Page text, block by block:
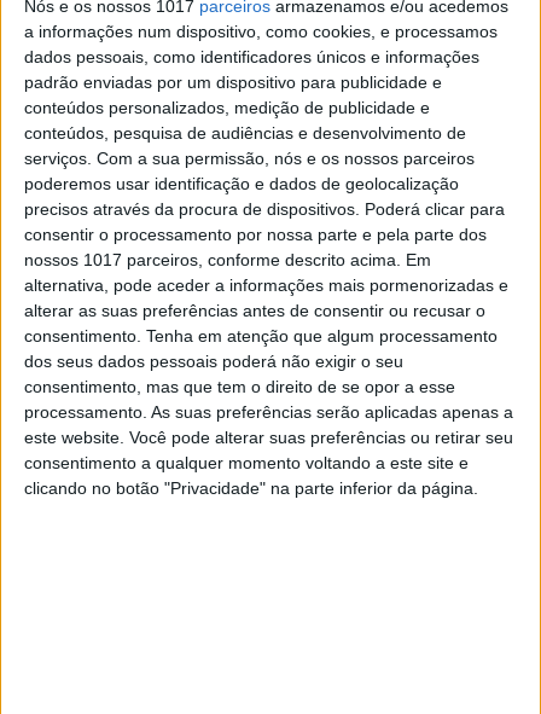
Nós e os nossos 1017 parceiros armazenamos e/ou acedemos
a informações num dispositivo, como cookies, e processamos
dados pessoais, como identificadores únicos e informações
padrão enviadas por um dispositivo para publicidade e
conteúdos personalizados, medição de publicidade e
conteúdos, pesquisa de audiências e desenvolvimento de
serviços. Com a sua permissão, nós e os nossos parceiros
poderemos usar identificação e dados de geolocalização
precisos através da procura de dispositivos. Poderá clicar para
consentir o processamento por nossa parte e pela parte dos
nossos 1017 parceiros, conforme descrito acima. Em
alternativa, pode aceder a informações mais pormenorizadas e
alterar as suas preferências antes de consentir ou recusar o
consentimento. Tenha em atenção que algum processamento
dos seus dados pessoais poderá não exigir o seu
consentimento, mas que tem o direito de se opor a esse
processamento. As suas preferências serão aplicadas apenas a
este website. Você pode alterar suas preferências ou retirar seu
consentimento a qualquer momento voltando a este site e
clicando no botão "Privacidade" na parte inferior da página.
solução pluripartidária mais
estável até hoje?
Primeiro-ministro defendeu que sim, em
entrevista à RTP, na segunda-feira. Mas será
mesmo assim?
VISÃO DO DIA EXCLUSIVO
VISÃO DO DIA: Um chá com Britta